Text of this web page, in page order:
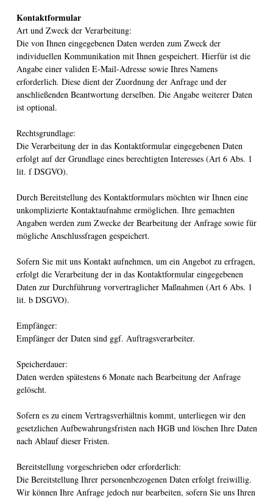
Kontaktformular
Art und Zweck der Verarbeitung:
Die von Ihnen eingegebenen Daten werden zum Zweck der
individuellen Kommunikation mit Ihnen gespeichert. Hierfür ist die
Angabe einer validen E-Mail-Adresse sowie Ihres Namens
erforderlich. Diese dient der Zuordnung der Anfrage und der
anschließenden Beantwortung derselben. Die Angabe weiterer Daten
ist optional.
Rechtsgrundlage:
Die Verarbeitung der in das Kontaktformular eingegebenen Daten
erfolgt auf der Grundlage eines berechtigten Interesses (Art 6 Abs. 1
lit. f DSGVO).
Durch Bereitstellung des Kontaktformulars möchten wir Ihnen eine
unkomplizierte Kontaktaufnahme ermöglichen. Ihre gemachten
Angaben werden zum Zwecke der Bearbeitung der Anfrage sowie für
mögliche Anschlussfragen gespeichert.
Sofern Sie mit uns Kontakt aufnehmen, um ein Angebot zu erfragen,
erfolgt die Verarbeitung der in das Kontaktformular eingegebenen
Daten zur Durchführung vorvertraglicher Maßnahmen (Art 6 Abs. 1
lit. b DSGVO).
Empfänger:
Empfänger der Daten sind ggf. Auftragsverarbeiter.
Speicherdauer:
Daten werden spätestens 6 Monate nach Bearbeitung der Anfrage
gelöscht.
Sofern es zu einem Vertragsverhältnis kommt, unterliegen wir den
gesetzlichen Aufbewahrungsfristen nach HGB und löschen Ihre Daten
nach Ablauf dieser Fristen.
Bereitstellung vorgeschrieben oder erforderlich:
Die Bereitstellung Ihrer personenbezogenen Daten erfolgt freiwillig.
Wir können Ihre Anfrage jedoch nur bearbeiten, sofern Sie uns Ihren